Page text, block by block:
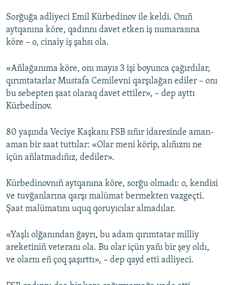
Sorğuğa adliyeci Emil Kürbedinov ile keldi. Onıñ
aytqanına köre, qadınnı davet etken iş numarasına
köre – o, cinaiy iş şahsı ola.
«Añlağanıma köre, onı mayıs 3 işi boyunca çağırdılar,
qırımtatarlar Mustafa Cemilevni qarşılağan ediler – onı
bu sebepten şaat olaraq davet ettiler», – dep ayttı
Kürbedinov.
80 yaşında Veciye Kaşkanı FSB sıñır idaresinde aman-
aman bir saat tuttılar: «Olar meni körip, alıñıznı ne
içün añlatmadıñız, dediler».
Kürbedinovnıñ aytqanına köre, sorğu olmadı: o, kendisi
ve tuvğanlarına qarşı malümat bermekten vazgeçti.
Şaat malümatını uquq qoruyıcılar almadılar.
«Yaşlı olğanından ğayrı, bu adam qırımtatar milliy
areketiniñ veteranı ola. Bu olar içün yañı bir şey oldı,
ve olarnı eñ çoq şaşırttı», – dep qayd etti adliyeci.